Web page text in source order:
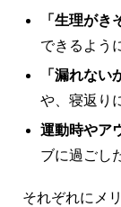
「生理がき
できるよう
「漏れない
や、寝返り
運動時やア
ブに過ごし
それぞれにメ